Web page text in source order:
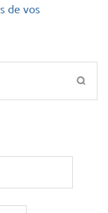
de vos